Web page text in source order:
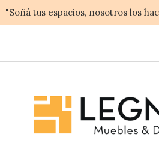
"Soñá tus espacios, nosotros los